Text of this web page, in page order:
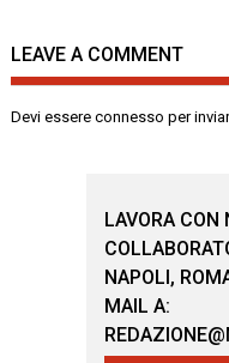
LEAVE A COMMENT
Devi essereconnesso per
LAVORA CON
NAPOLI,
MAIL A: